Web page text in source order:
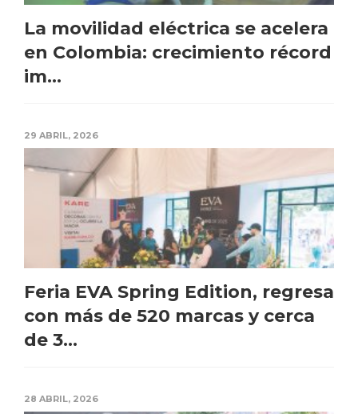
La movilidad eléctrica se acelera
en Colombia: crecimiento récord
im...
29 ABRIL, 2026
Feria EVA Spring Edition, regresa
con más de 520 marcas y cerca
de 3...
28 ABRIL, 2026